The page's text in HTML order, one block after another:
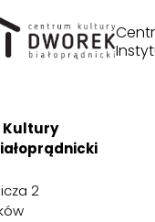
Kultury
2